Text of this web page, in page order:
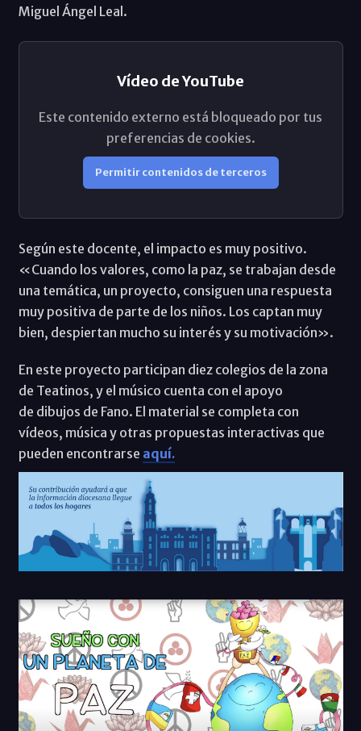
Miguel Ángel Leal.
Vídeo de YouTube
Este contenido externo está bloqueado por tus
preferencias de cookies.
Permitir contenidos de terceros
Según este docente, el impacto es muy positivo.
«Cuando los valores, como la paz, se trabajan desde
una temática, un proyecto, consiguen una respuesta
muy positiva de parte de los niños. Los captan muy
bien, despiertan mucho su interés y su motivación».
En este proyecto participan diez colegios de la zona
de Teatinos, y el músico cuenta con el apoyo
de dibujos de Fano. El material se completa con
vídeos, música y otras propuestas interactivas que
pueden encontrarse aquí.